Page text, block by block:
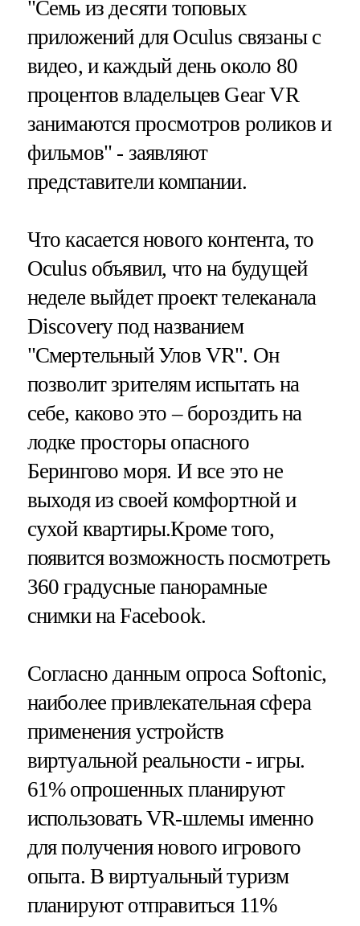
"Семь из десяти топовых
приложений для Oculus связаны с
видео, и каждый день около 80
процентов владельцев Gear VR
занимаются просмотров роликов и
фильмов" - заявляют
представители компании.
Что касается нового контента, то
Oculus объявил, что на будущей
неделе выйдет проект телеканала
Discovery под названием
"Смертельный Улов VR". Он
позволит зрителям испытать на
себе, каково это – бороздить на
лодке просторы опасного
Берингово моря. И все это не
выходя из своей комфортной и
сухой квартиры.Кроме того,
появится возможность посмотреть
360 градусные панорамные
снимки на Facebook.
Согласно данным опроса Softonic,
наиболее привлекательная сфера
применения устройств
виртуальной реальности - игры.
61% опрошенных планируют
использовать VR-шлемы именно
для получения нового игрового
опыта. В виртуальный туризм
планируют отправиться 11%